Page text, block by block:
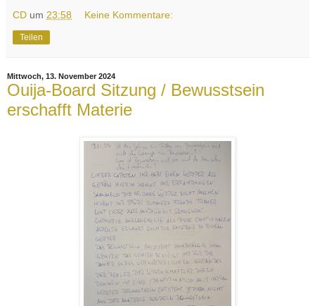
CD um 23:58 Keine Kommentare:
Teilen
Mittwoch, 13. November 2024
Ouija-Board Sitzung / Bewusstsein
erschafft Materie